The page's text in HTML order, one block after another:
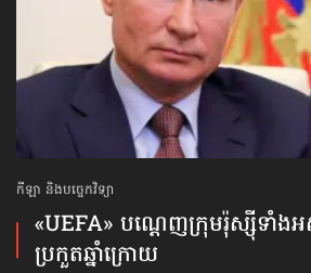
កីឡា និងបច្ចេកវិទ្យា
«UEFA» ​បណ្ដេញ​ក្រុមរ៉ុស្ស៊ី​ទាំង
ប្រកួត​ឆ្នាំក្រោយ